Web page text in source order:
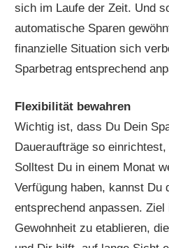
sich im Laufe der Zeit. Und
automatische Sparen
finanzielle Situation sich
Sparbetrag entsprechend
Flexibilität bewahren
Wichtig ist, dass Du Dein
Daueraufträge so
Solltest Du in einem Monat
Verfügung haben, kannst Du
entsprechend anpassen.
Gewohnheit zu etablieren,